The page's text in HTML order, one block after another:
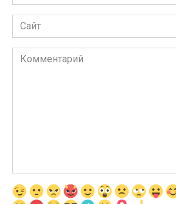
Сайт
Комментарий